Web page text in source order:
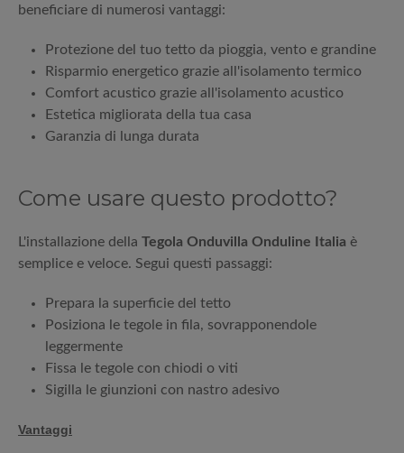
beneficiare di numerosi vantaggi:
Protezione del tuo tetto da pioggia, vento e grandine
Risparmio energetico grazie all'isolamento termico
Comfort acustico grazie all'isolamento acustico
Estetica migliorata della tua casa
Garanzia di lunga durata
Come usare questo prodotto?
L'installazione della Tegola Onduvilla Onduline Italia è
semplice e veloce. Segui questi passaggi:
Prepara la superficie del tetto
Posiziona le tegole in fila, sovrapponendole
leggermente
Fissa le tegole con chiodi o viti
Sigilla le giunzioni con nastro adesivo
Vantaggi